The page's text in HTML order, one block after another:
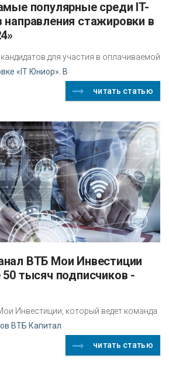
направления стажировки в
для участия в оплачиваемой
«IT Юниор». В
читать статью
тысяч подписчиков -
Инвестиции, который ведет команда
ВТБ Капитал
читать статью